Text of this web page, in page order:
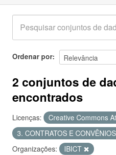
Ordenar por
2 conjuntos de
encontrados
Licenças: Creative Commons
3. CONTRATOS E CONVÊNIOS
Organizações:
IBICT